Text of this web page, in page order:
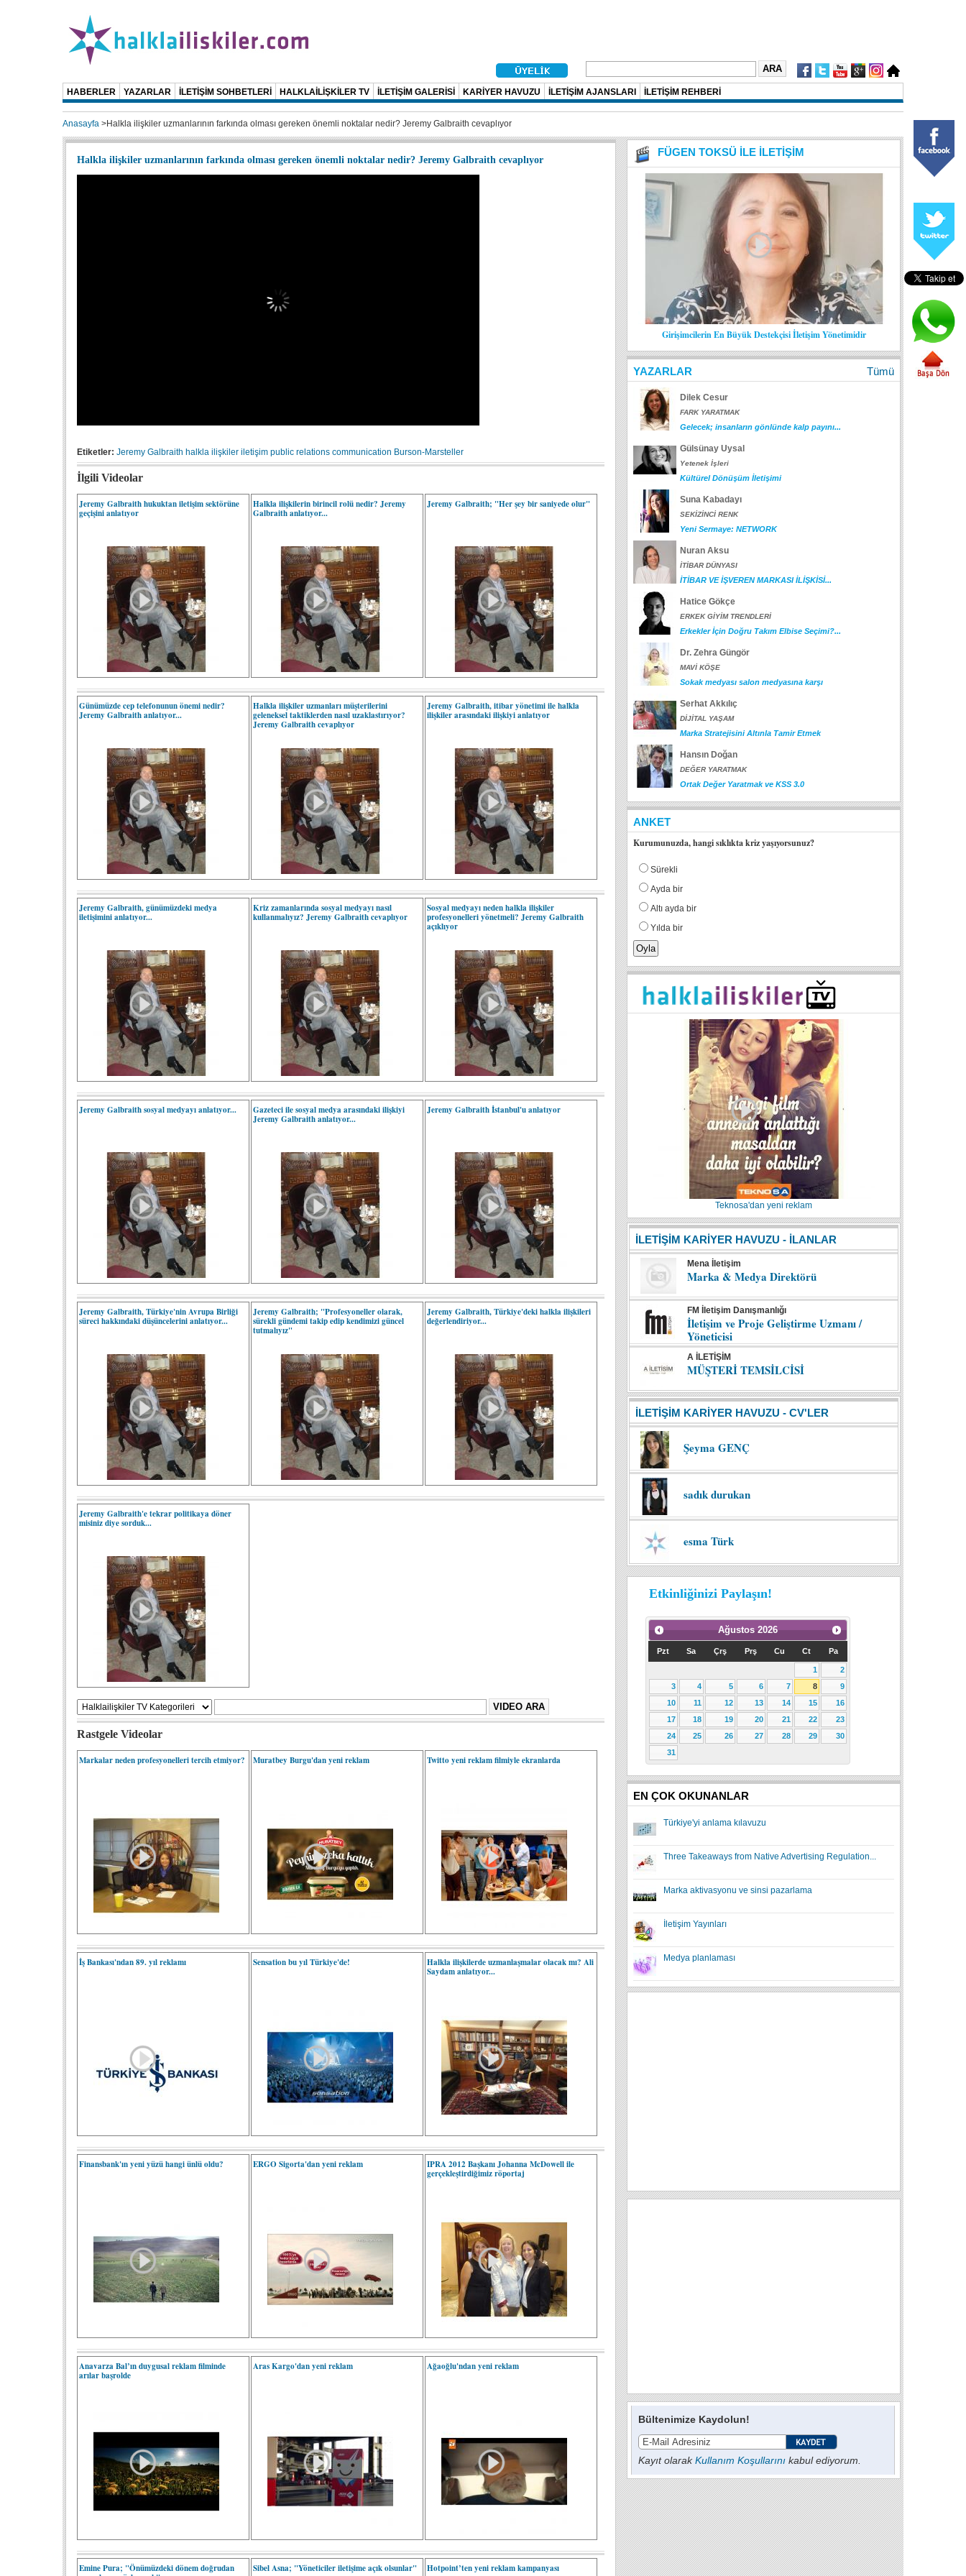
HABERLER YAZARLAR İLETİŞİM SOHBETLERİ HALKLAİLİŞKİLER TV İLETİŞİM GALERİSİ KARİYER HAVUZU İLETİŞİM AJANSLARI İLETİŞİM REHBERİ
Anasayfa >Halkla ilişkiler uzmanlarının farkında olması gereken önemli noktalar nedir? Jeremy Galbraith cevaplıyor
Halkla ilişkiler uzmanlarının farkında olması gereken önemli noktalar nedir? Jeremy Galbraith cevaplıyor
Etiketler: Jeremy Galbraith halkla ilişkiler iletişim public relations communication Burson-Marsteller
İlgili Videolar
Jeremy Galbraith hukuktan iletişim sektörüne
geçişini anlatıyor
Halkla ilişkilerin birincil rolü nedir? Jeremy
Galbraith anlatıyor...
Jeremy Galbraith; "Her şey bir saniyede olur"
Günümüzde cep telefonunun önemi nedir?
Jeremy Galbraith anlatıyor...
Halkla ilişkiler uzmanları müşterilerini
geleneksel taktiklerden nasıl uzaklastırıyor?
Jeremy Galbraith cevaplıyor
Jeremy Galbraith, itibar yönetimi ile halkla
ilişkiler arasındaki ilişkiyi anlatıyor
Jeremy Galbraith, günümüzdeki medya
iletişimini anlatıyor...
Kriz zamanlarında sosyal medyayı nasıl
kullanmalıyız? Jeremy Galbraith cevaplıyor
Sosyal medyayı neden halkla ilişkiler
profesyonelleri yönetmeli? Jeremy Galbraith
açıklıyor
Jeremy Galbraith sosyal medyayı anlatıyor...
Gazeteci ile sosyal medya arasındaki ilişkiyi
Jeremy Galbraith anlatıyor...
Jeremy Galbraith İstanbul'u anlatıyor
Jeremy Galbraith, Türkiye'nin Avrupa Birliği
süreci hakkındaki düşüncelerini anlatıyor...
Jeremy Galbraith; "Profesyoneller olarak,
sürekli gündemi takip edip kendimizi güncel
tutmalıyız"
Jeremy Galbraith, Türkiye'deki halkla ilişkileri
değerlendiriyor...
Jeremy Galbraith'e tekrar politikaya döner
misiniz diye sorduk...
Rastgele Videolar
Markalar neden profesyonelleri tercih etmiyor? Muratbey Burgu'dan yeni reklam Twitto yeni reklam filmiyle ekranlarda
İş Bankası'ndan 89. yıl reklamı Sensation bu yıl Türkiye'de!
Halkla ilişkilerde uzmanlaşmalar olacak mı? Ali
Saydam anlatıyor...
Finansbank'ın yeni yüzü hangi ünlü oldu? ERGO Sigorta'dan yeni reklam
IPRA 2012 Başkanı Johanna McDowell ile
gerçekleştirdiğimiz röportaj
Anavarza Bal’ın duygusal reklam filminde
arılar başrolde
Aras Kargo'dan yeni reklam Ağaoğlu'ndan yeni reklam
Emine Pura; "Önümüzdeki dönem doğrudan
Sibel Asna; "Yöneticiler iletişime açık olsunlar" Hotpoint’ten yeni reklam kampanyası
FÜGEN TOKSÜ İLE İLETİŞİM
Girişimcilerin En Büyük Destekçisi İletişim Yönetimidir
YAZARLAR Tümü
Dilek Cesur
FARK YARATMAK
Gelecek; insanların gönlünde kalp payını...
Gülsünay Uysal
Yetenek İşleri
Kültürel Dönüşüm İletişimi
Suna Kabadayı
SEKİZİNCİ RENK
Yeni Sermaye: NETWORK
Nuran Aksu
İTİBAR DÜNYASI
İTİBAR VE İŞVEREN MARKASI İLİŞKİSİ...
Hatice Gökçe
ERKEK GİYİM TRENDLERİ
Erkekler İçin Doğru Takım Elbise Seçimi?...
Dr. Zehra Güngör
MAVİ KÖŞE
Sokak medyası salon medyasına karşı
Serhat Akkılıç
DİJİTAL YAŞAM
Marka Stratejisini Altınla Tamir Etmek
Hansın Doğan
DEĞER YARATMAK
Ortak Değer Yaratmak ve KSS 3.0
ANKET
Kurumunuzda, hangi sıklıkta kriz yaşıyorsunuz?
Sürekli
Ayda bir
Altı ayda bir
Yılda bir
Teknosa'dan yeni reklam
İLETİŞİM KARİYER HAVUZU - İLANLAR
Mena İletişim
Marka & Medya Direktörü
FM İletişim Danışmanlığı
İletişim ve Proje Geliştirme Uzmanı /
Yöneticisi
A İLETİŞİM
MÜŞTERİ TEMSİLCİSİ
İLETİŞİM KARİYER HAVUZU - CV'LER
Şeyma GENÇ
sadık durukan
esma Türk
Etkinliğinizi Paylaşın!
Ağustos 2026
Pzt Sa Çrş Prş Cu Ct Pa
1
2
3
4 5 6 7 8
9
10
11 12 13 14 15
16
17
18 19 20 21 22
23
24
25 26 27 28 29
30
31
EN ÇOK OKUNANLAR
Türkiye'yi anlama kılavuzu
Three Takeaways from Native Advertising Regulation...
Marka aktivasyonu ve sinsi pazarlama
İletişim Yayınları
Medya planlaması
Bültenimize Kaydolun!
Kayıt olarakKullanım Koşullarını kabul ediyorum.